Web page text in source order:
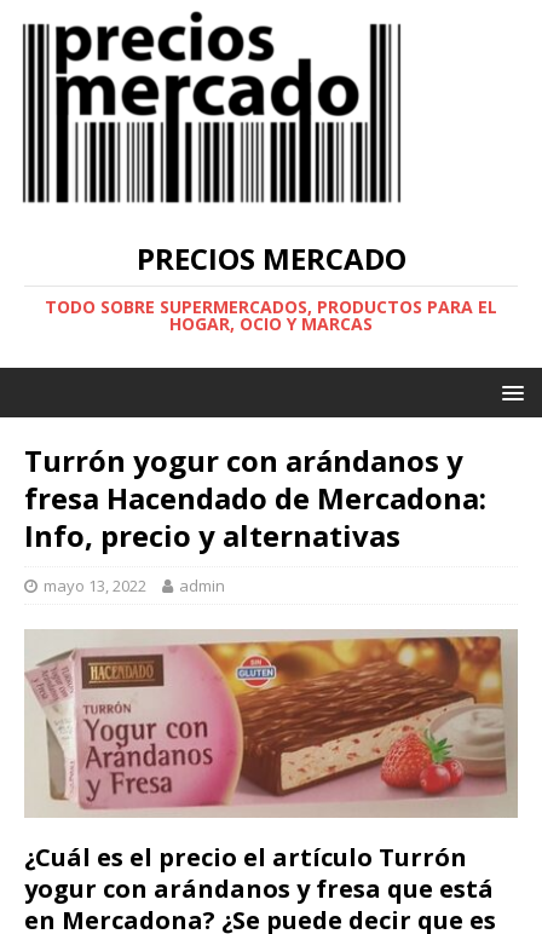
PRECIOS MERCADO
TODO SOBRE SUPERMERCADOS, PRODUCTOS PARA EL
HOGAR, OCIO Y MARCAS
Turrón yogur con arándanos y
fresa Hacendado de Mercadona:
Info, precio y alternativas
mayo 13, 2022 admin
¿Cuál es el precio el artículo Turrón
yogur con arándanos y fresa que está
en Mercadona? ¿Se puede decir que es